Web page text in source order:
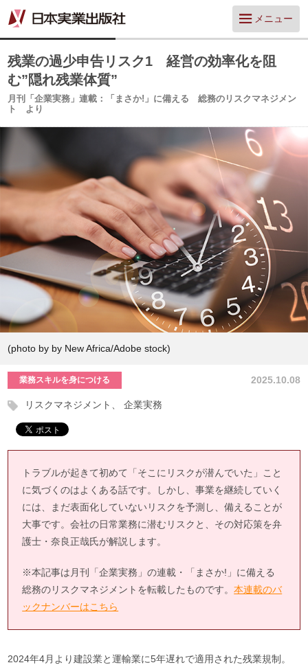
メニュー
残業の過少申告リスク1 経営の効率化を阻
む”隠れ残業体質”
月刊「企業実務」連載：「まさか!」に備える 総務のリスクマネジメン
ト より
(photo by by New Africa/Adobe stock)
2025.10.08
業務スキルを身につける
リスクマネジメント 企業実務
トラブルが起きて初めて「そこにリスクが潜んでいた」こと
に気づくのはよくある話です。しかし、事業を継続していく
には、まだ表面化していないリスクを予測し、備えることが
大事です。会社の日常業務に潜むリスクと、その対応策を弁
護士・奈良正哉氏が解説します。
※本記事は月刊「企業実務」の連載・「まさか!」に備える
総務のリスクマネジメントを転載したものです。本連載のバ
ックナンバーはこちら
2024年4月より建設業と運輸業に5年遅れで適用された残業規制。